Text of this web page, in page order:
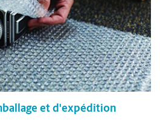
et d'expédition